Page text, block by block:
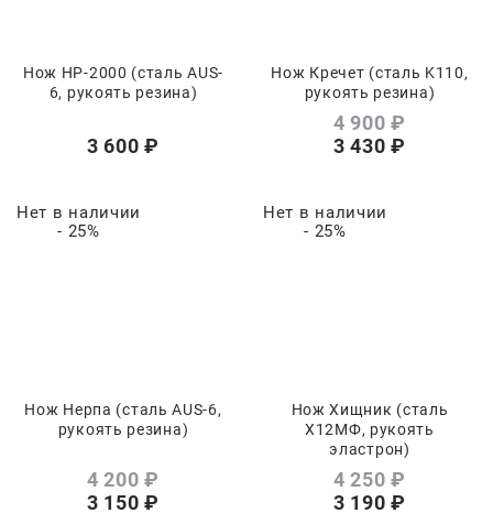
Нож НР-2000 (сталь AUS-
6, рукоять резина)
3 600 ₽
Нож Кречет (сталь K110,
рукоять резина)
4 900 ₽
3 430 ₽
Нет в наличии
- 25%
Нож Нерпа (сталь AUS-6,
рукоять резина)
4 200 ₽
3 150 ₽
Нет в наличии
- 25%
Нож Хищник (сталь
Х12МФ, рукоять
эластрон)
4 250 ₽
3 190 ₽